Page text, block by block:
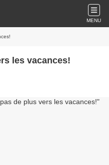
MENU
les vacances!